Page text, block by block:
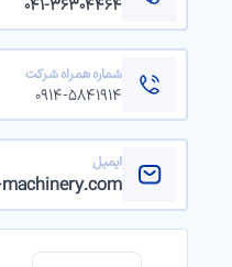
شماره همراه شرکت
۰۹۱۴-۵۸۴۱۹۱۴
ایمیل